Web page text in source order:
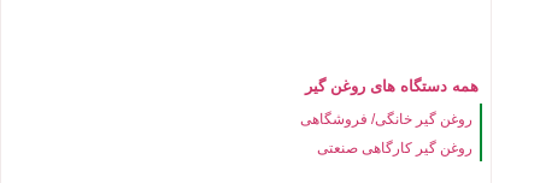
همه دستگاه های روغن گیر
روغن گیر خانگی/ فروشگاهی
روغن گیر کارگاهی صنعتی